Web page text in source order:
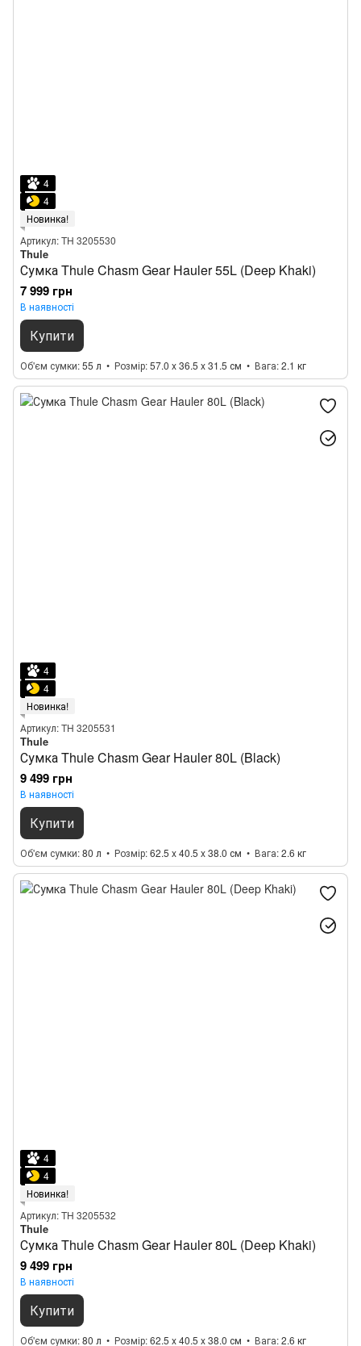
4
4
Новинка!
Артикул: TH 3205530
Thule
Сумка Thule Chasm Gear Hauler 55L (Deep Khaki)
7 999 грн
В наявності
Купити
Об'єм сумки 55 л Розмір 57.0 x 36.5 x 31.5 см Вага 2.1 кг
4
4
Новинка!
Артикул: TH 3205531
Thule
Сумка Thule Chasm Gear Hauler 80L (Black)
9 499 грн
В наявності
Купити
Об'єм сумки 80 л Розмір 62.5 x 40.5 x 38.0 см Вага 2.6 кг
4
4
Новинка!
Артикул: TH 3205532
Thule
Сумка Thule Chasm Gear Hauler 80L (Deep Khaki)
9 499 грн
В наявності
Купити
Об'єм сумки 80 л Розмір 62.5 x 40.5 x 38.0 см Вага 2.6 кг